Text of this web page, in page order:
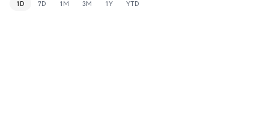
1D 7D 1M 3M 1Y YTD